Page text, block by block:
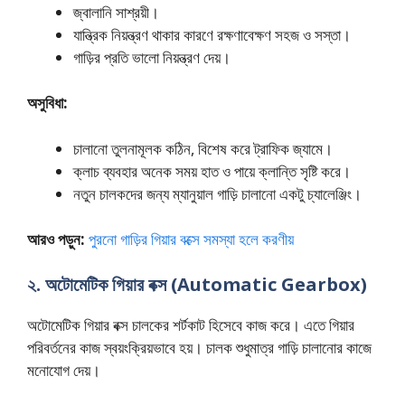
জ্বালানি সাশ্রয়ী।
যান্ত্রিক নিয়ন্ত্রণ থাকার কারণে রক্ষণাবেক্ষণ সহজ ও সস্তা।
গাড়ির প্রতি ভালো নিয়ন্ত্রণ দেয়।
অসুবিধা:
চালানো তুলনামূলক কঠিন, বিশেষ করে ট্রাফিক জ্যামে।
ক্লাচ ব্যবহার অনেক সময় হাত ও পায়ে ক্লান্তি সৃষ্টি করে।
নতুন চালকদের জন্য ম্যানুয়াল গাড়ি চালানো একটু চ্যালেঞ্জিং।
আরও পড়ুন: পুরনো গাড়ির গিয়ার বক্সে সমস্যা হলে করণীয়
২. অটোমেটিক গিয়ার বক্স (Automatic Gearbox)
অটোমেটিক গিয়ার বক্স চালকের শর্টকাট হিসেবে কাজ করে। এতে গিয়ার
পরিবর্তনের কাজ স্বয়ংক্রিয়ভাবে হয়। চালক শুধুমাত্র গাড়ি চালানোর কাজে
মনোযোগ দেয়।